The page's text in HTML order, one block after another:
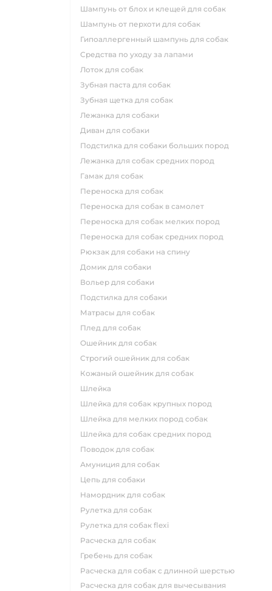
шампунь от блох и клещей для собак
шампунь от перхоти для собак
гипоаллергенный шампунь для собак
средства по уходу за лапами
лоток для собак
зубная паста для собак
зубная щетка для собак
лежанка для собаки
диван для собаки
подстилка для собаки больших пород
лежанка для собак средних пород
гамак для собак
переноска для собак
переноска для собак в самолет
переноска для собак мелких пород
переноска для собак средних пород
рюкзак для собаки на спину
домик для собаки
вольер для собаки
подстилка для собаки
матрасы для собак
плед для собак
ошейник для собак
строгий ошейник для собак
кожаный ошейник для собак
шлейка
шлейка для собак крупных пород
шлейка для мелких пород собак
шлейка для собак средних пород
поводок для собак
амуниция для собак
цепь для собаки
намордник для собак
рулетка для собак
рулетка для собак flexi
расческа для собак
гребень для собак
расческа для собак с длинной шерстью
расческа для собак для вычесывания